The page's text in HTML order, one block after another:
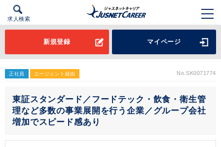
求人検索
新規登録 マイページ
正社員 エージェント経由 No.SK0071774
東証スタンダード／フードテック・飲食・衛生管
理など多数の事業展開を行う企業／グループ会社
増加でスピード感あり